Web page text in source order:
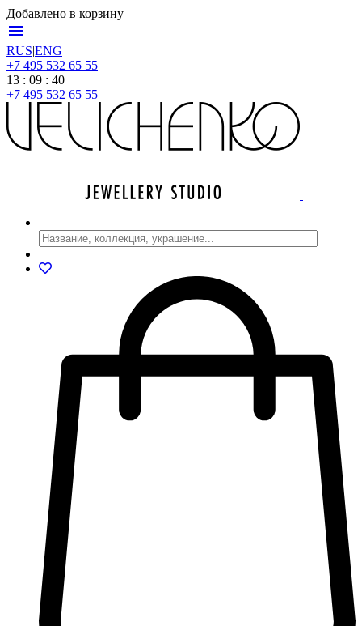
Добавлено в корзину
menu
RUS|ENG
+7 495 532 65 55
13 : 09 : 40
+7 495 532 65 55